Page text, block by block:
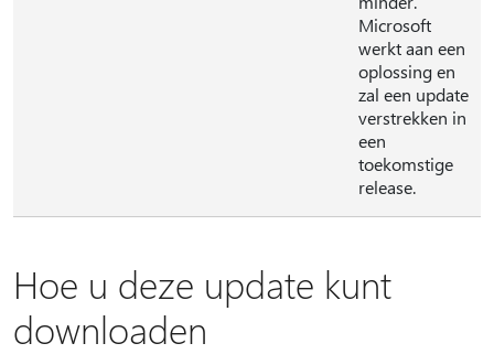
Microsoft
werkt aan een
oplossing en
zal een update
verstrekken in
een
toekomstige
release.
Hoe u deze update kunt
downloaden